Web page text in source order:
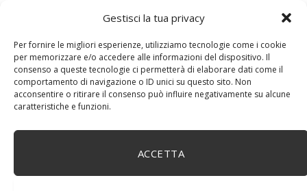
Gestisci la tua privacy
Per fornire le migliori esperienze, utilizziamo tecnologie come i cookie
per memorizzare e/o accedere alle informazioni del dispositivo. Il
consenso a queste tecnologie ci permetterà di elaborare dati come il
comportamento di navigazione o ID unici su questo sito. Non
acconsentire o ritirare il consenso può influire negativamente su alcune
caratteristiche e funzioni.
ACCETTA
DM House Insalatiera grande in legno di mango, XXL,
24,5cm Ø x 9,5 cm di altezza, finitura a cera naturale
senza vernice artificiale. Fatto a mano, stile e design
unici.